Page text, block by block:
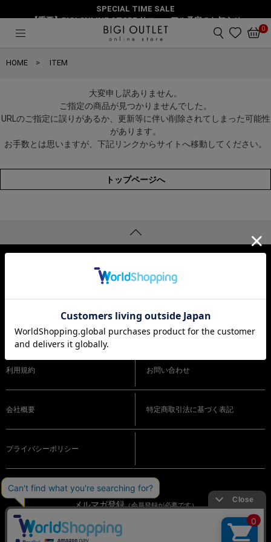
SPECIAL TIME SALE
【重要】BIGI ONLINE STORE リニューアル予定のお知らせ
0
HOME ITEM
大変申し訳ありません。
ご指定の商品が見つかりませんでした。
URLのご指定に誤りがあるか、更新等に伴い削除されてしまった可能性
があります。
お手数とは思いますが、下記リンクからサイトへ移動してください。
トップページへ
ショッピングガイド よくある質問
利用規約 お問い合わせ
会社概要 特定商取引法に基づく表記
プライバシーポリシー
メルマガ登録（会員登録が必要です）
OFFICIAL SNS